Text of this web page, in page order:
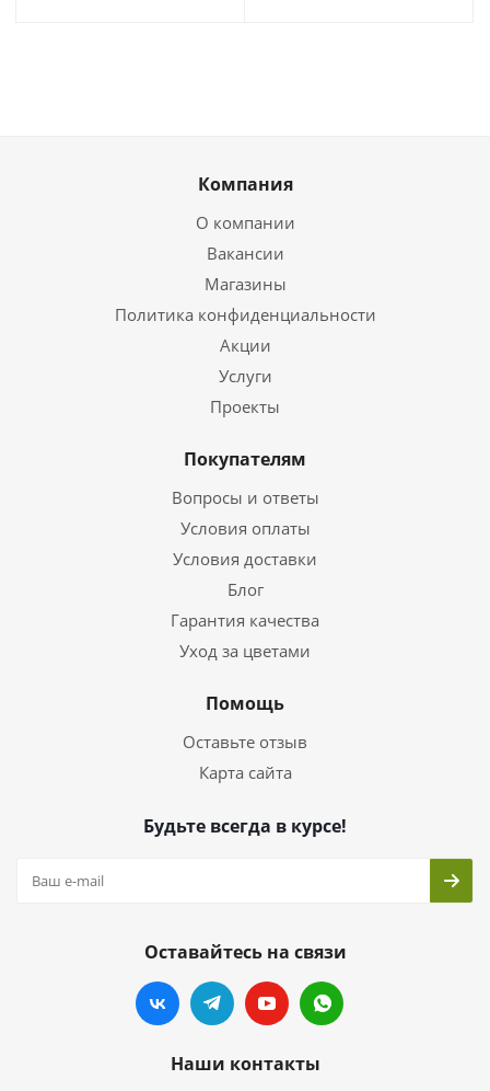
Компания
О компании
Вакансии
Магазины
Политика конфиденциальности
Акции
Услуги
Проекты
Покупателям
Вопросы и ответы
Условия оплаты
Условия доставки
Блог
Гарантия качества
Уход за цветами
Помощь
Оставьте отзыв
Карта сайта
Будьте всегда в курсе!
Оставайтесь на связи
Наши контакты